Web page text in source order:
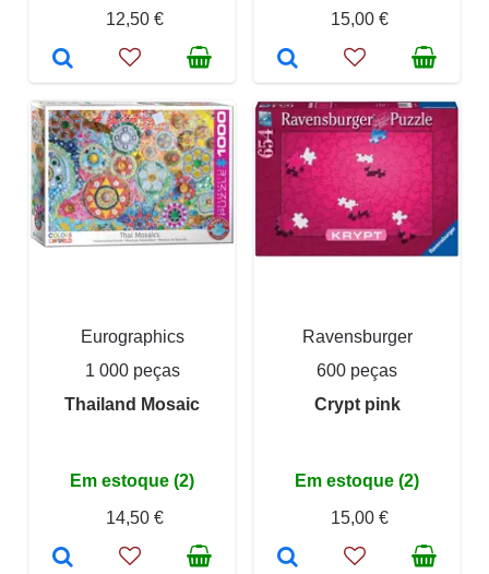
12,50 €
15,00 €
Eurographics
1 000 peças
Thailand Mosaic
Em estoque (2)
14,50 €
Ravensburger
600 peças
Crypt pink
Em estoque (2)
15,00 €